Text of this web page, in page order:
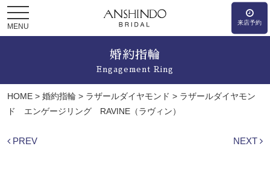
MENU 来店予約
婚約指輪
Engagement Ring
HOME > 婚約指輪 > ラザールダイヤモンド > ラザールダイヤモン
ド エンゲージリング RAVINE（ラヴィン）
PREV NEXT